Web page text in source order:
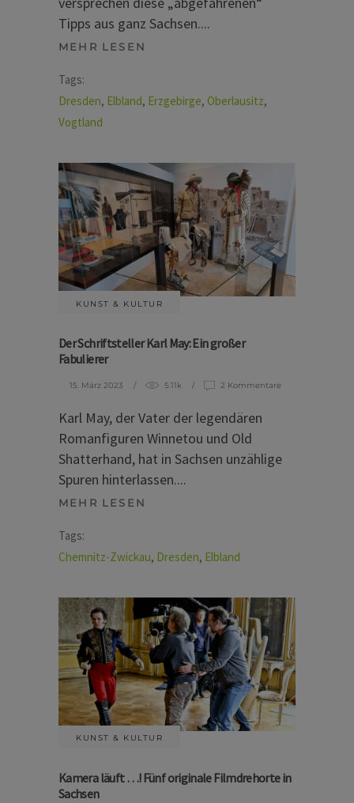
Tipps aus ganz Sachsen.
MEHR LESEN
Tags:
Dresden, Elbland, Erzgebirge, Oberlausitz,
Vogtland
KUNST & KULTUR
Der Schriftsteller Karl May: Ein großer
Fabulierer
15. März 2023 5.11k 2 Kommentare
Karl May, der Vater der legendären
Romanfiguren Winnetou und Old
Shatterhand, hat in Sachsen unzählige
Spuren hinterlassen.
MEHR LESEN
Tags:
Chemnitz-Zwickau, Dresden, Elbland
KUNST & KULTUR
Kamera läuft …! Fünf originale Filmdrehorte in
Sachsen